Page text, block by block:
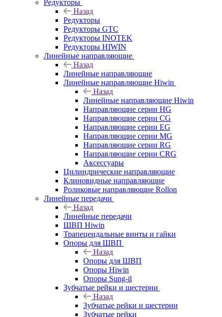
Редукторы
Назад
Редукторы
Редукторы GTC
Редукторы INOTEK
Редукторы HIWIN
Линейные направляющие
Назад
Линейные направляющие
Линейные направляющие Hiwin
Назад
Линейные направляющие Hiwin
Направляющие серии HG
Направляющие серии CG
Направляющие серии EG
Направляющие серии MG
Направляющие серии RG
Направляющие серии CRG
Аксессуары
Цилиндрические направляющие
Клиновидные направляющие
Роликовые направляющие Rollon
Линейные передачи
Назад
Линейные передачи
ШВП Hiwin
Трапецеидальные винты и гайки
Опоры для ШВП
Назад
Опоры для ШВП
Опоры Hiwin
Опоры Sung-il
Зубчатые рейки и шестерни
Назад
Зубчатые рейки и шестерни
Зубчатые рейки